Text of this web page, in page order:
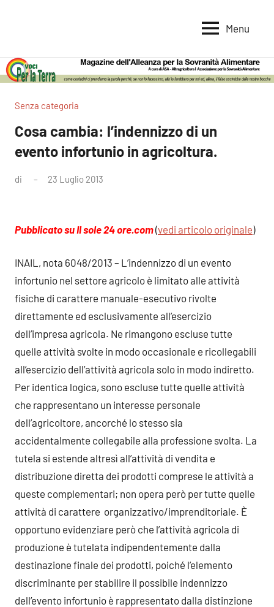
per
la
Terra
per
la
Alimentare
Menu
Senza categoria
Cosa cambia: l’indennizzo di un
evento infortunio in agricoltura.
di 23 Luglio 2013
Pubblicato su Il sole 24 ore.com(vedi articolo originale)
INAIL, nota 6048/2013 – L’indennizzo di un evento
infortunio nel settore agricolo è limitato alle attività
fisiche di carattere manuale-esecutivo rivolte
direttamente ed esclusivamente all’esercizio
dell’impresa agricola. Ne rimangono escluse tutte
quelle attività svolte in modo occasionale e ricollegabili
all’esercizio dell’attività agricola solo in modo indiretto.
Per identica logica, sono escluse tutte quelle attività
che rappresentano un interesse personale
dell’agricoltore, ancorché lo stesso sia
accidentalmente collegabile alla professione svolta. La
tutela si estende altresì all’attività di vendita e
distribuzione diretta dei prodotti comprese le attività a
queste complementari; non opera però per tutte quelle
attività di carattere organizzativo/imprenditoriale. È
opportuno evidenziare però che l’attività agricola di
produzione è tutelata indipendentemente dalla
destinazione finale dei prodotti, poiché l’elemento
discriminante per stabilire il possibile indennizzo
dell’evento infortunio è rappresentato dalla distinzione